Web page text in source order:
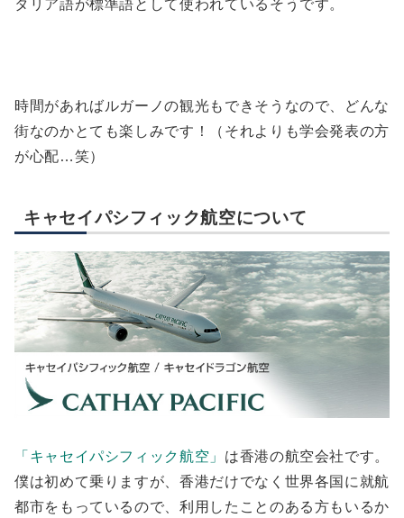
タリア語が標準語として使われているそうです。
時間があればルガーノの観光もできそうなので、どんな
街なのかとても楽しみです！（それよりも学会発表の方
が心配…笑）
キャセイパシフィック航空について
「キャセイパシフィック航空」 は香港の航空会社です。
僕は初めて乗りますが、香港だけでなく世界各国に就航
都市をもっているので、利用したことのある方もいるか